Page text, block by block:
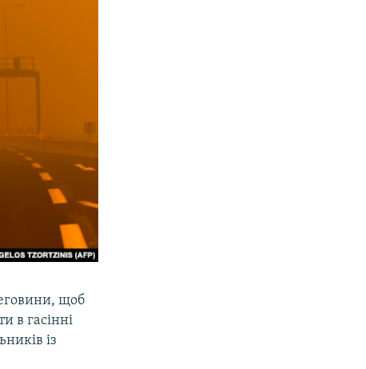
щоб
в гасінні
із